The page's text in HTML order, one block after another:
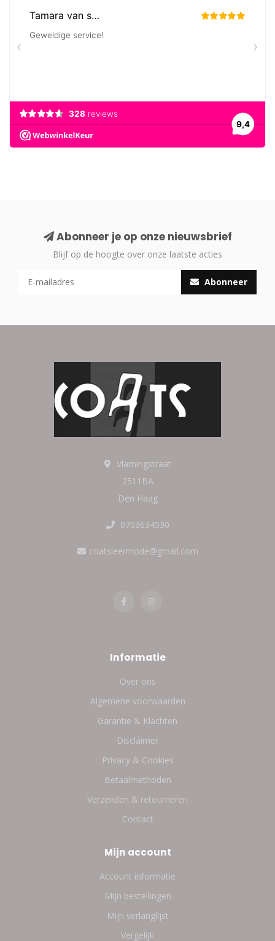
Abonneer je op onze nieuwsbrief
Blijf op de hoogte over onze laatste acties
Abonneer
Vlamingstraat
2511BA
Den Haag
0703634530
coatsleermode@gmail.com
Informatie
Over ons
Algemene voorwaarden
Garantie & Klachten
Disclaimer
Privacy & Cookies
Betaalmethoden
Verzenden & retourneren
Contact
Mijn account
Account informatie
Mijn bestellingen
Mijn verlanglijst
Vergelijk